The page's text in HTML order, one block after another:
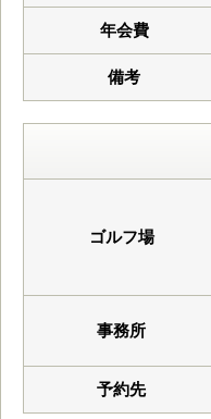
年会費
備考
ゴルフ場
事務所
予約先